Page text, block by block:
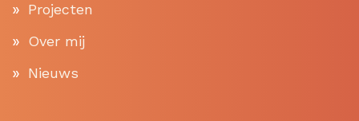
Projecten
Over mij
Nieuws